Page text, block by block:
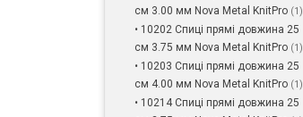
см 3.00 мм Nova Metal KnitPro (1)
• 10202 Спиці прямі довжина 25
см 3.75 мм Nova Metal KnitPro (1)
• 10203 Спиці прямі довжина 25
см 4.00 мм Nova Metal KnitPro (1)
• 10214 Спиці прямі довжина 25